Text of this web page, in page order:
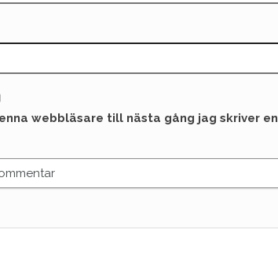
webbläsare till nästa gång jag skriver en